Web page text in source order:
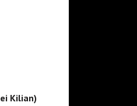
Kilian)